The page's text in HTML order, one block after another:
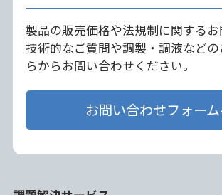
製品の販売価格や法規制に関するお
技術的なご質問や調製・調液など
らからお問い合わせください。
お問い合わせフォー